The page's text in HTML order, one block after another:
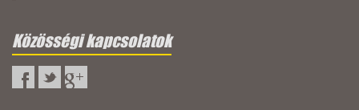
Közösségi kapcsolatok